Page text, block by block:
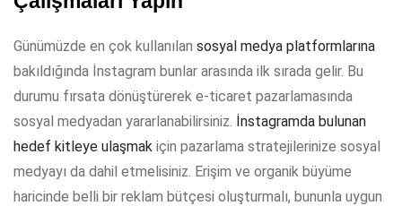
Günümüzde en çok kullanılan sosyal medya platformlarına
bakıldığında İnstagram bunlar arasında ilk sırada gelir. Bu
durumu fırsata dönüştürerek e-ticaret pazarlamasında
sosyal medyadan yararlanabilirsiniz. İnstagramda bulunan
hedef kitleye ulaşmak için pazarlama stratejilerinize sosyal
medyayı da dahil etmelisiniz. Erişim ve organik büyüme
haricinde belli bir reklam bütçesi oluşturmalı, bununla uygun